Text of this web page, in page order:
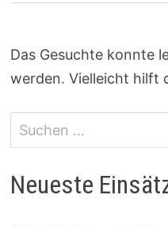
Das Gesuchte konnte
werden. Vielleicht hilft
Suchen
nach:
Neueste